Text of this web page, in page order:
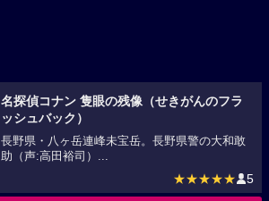
名探偵コナン 隻眼の残像（せきがんのフラ
ッシュバック）
長野県・八ヶ岳連峰未宝岳。長野県警の大和敢
助（声:高田裕司）...
★★★★★ 5